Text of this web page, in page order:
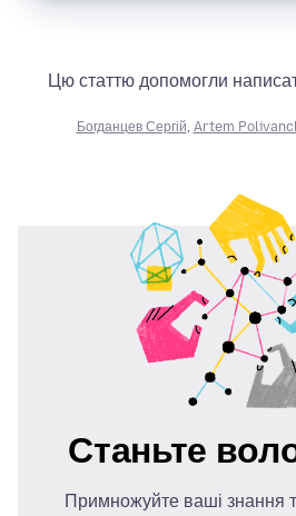
Цю статтю допомогли
Богданцев Сергій, Artem
Станьте
Примножуйте ваші знання